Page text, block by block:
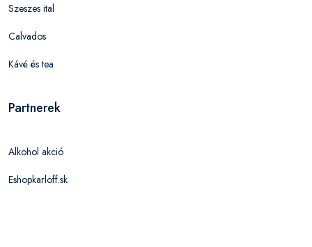
Szeszes ital
Calvados
Kávé és tea
Partnerek
Alkohol akció
Eshopkarloff.sk